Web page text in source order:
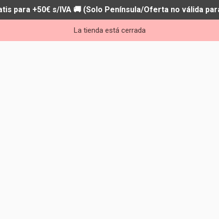
para +50€ s/IVA 🚚 (Solo Península/Oferta no válida
La tienda está cerrada